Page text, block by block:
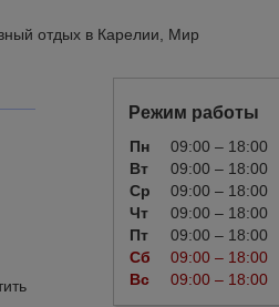
отдых в Карелии, Мир
Режим работы
Пн
09:00 – 18:00
Вт
09:00 – 18:00
Ср
09:00 – 18:00
Чт
09:00 – 18:00
Пт
09:00 – 18:00
Сб
09:00 – 18:00
Вс
09:00 – 18:00